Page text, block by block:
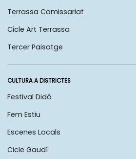
Terrassa Comissariat
Cicle Art Terrassa
Tercer Paisatge
CULTURA A DISTRICTES
Festival Didó
Fem Estiu
Escenes Locals
Cicle Gaudí